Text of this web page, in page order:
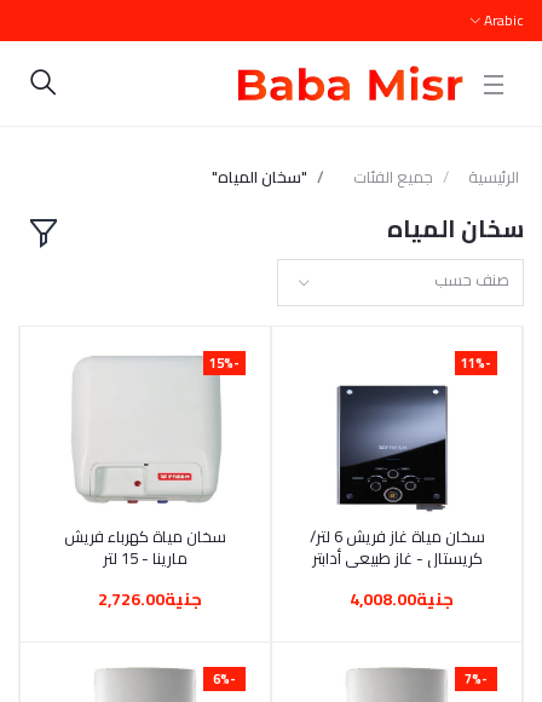
Arabic
الرئيسية جميع الفئات "سخان المياه"
سخان المياه
صنف حسب
-11%
أضف إلى السلة سخان مياة غاز فريش 6 لتر/
كريستال - غاز طبيعي أدابتر
جنية4,008.00
-15%
أضف إلى السلة
سخان مياة كهرباء فريش
مارينا - 15 لتر
جنية2,726.00
-7%
-6%